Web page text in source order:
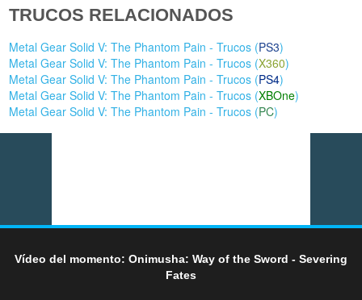
TRUCOS RELACIONADOS
Metal Gear Solid V: The Phantom Pain - Trucos (PS3)
Metal Gear Solid V: The Phantom Pain - Trucos (X360)
Metal Gear Solid V: The Phantom Pain - Trucos (PS4)
Metal Gear Solid V: The Phantom Pain - Trucos (XBOne)
Metal Gear Solid V: The Phantom Pain - Trucos (PC)
Vídeo del momento: Onimusha: Way of the Sword - Severing
Fates